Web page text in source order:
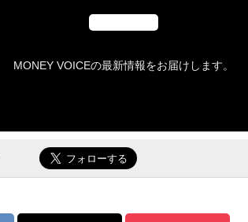
MONEY VOICEの最新情報をお届けします。